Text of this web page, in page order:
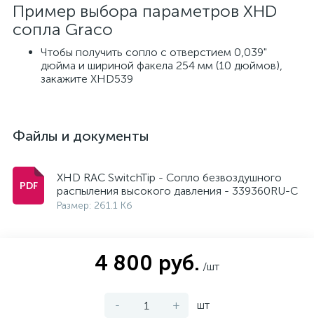
Пример выбора параметров XHD
сопла Graco
Чтобы получить сопло с отверстием 0,039"
дюйма и шириной факела 254 мм (10 дюймов),
закажите XHD539
Файлы и документы
XHD RAC SwitchTip - Сопло безвоздушного
распыления высокого давления - 339360RU-C
Размер: 261.1 Кб
4 800 руб. /шт
- + шт